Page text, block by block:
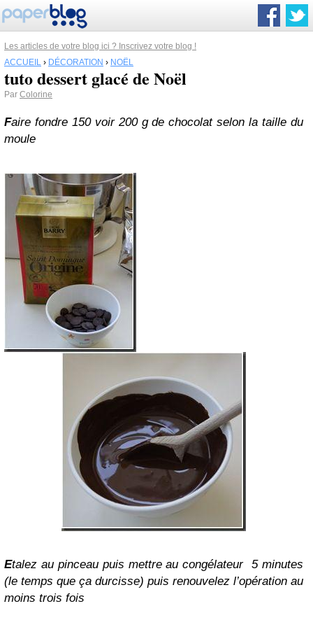
Les articles de votre blog ici ? Inscrivez votre blog !
ACCUEIL › DÉCORATION › NOËL
tuto dessert glacé de Noël
Par Colorine
Faire fondre 150 voir 200 g de chocolat selon la taille du
moule
Etalez au pinceau puis mettre au congélateur 5 minutes
(le temps que ça durcisse) puis renouvelez l’opération au
moins trois fois